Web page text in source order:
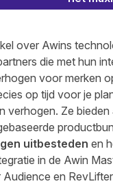
over Awins
die met hun
voor merken
op tijd voor je
verhogen. Ze
uitbesteden en
in de Awin
en